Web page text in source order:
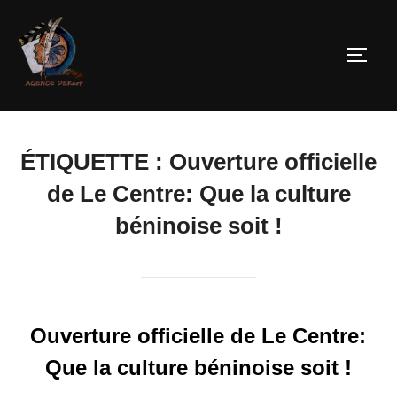
ÉTIQUETTE : Ouverture officielle
de Le Centre: Que la culture
béninoise soit !
Ouverture officielle de Le Centre:
Que la culture béninoise soit !